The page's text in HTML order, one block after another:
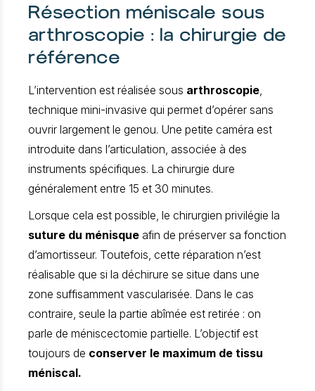
Résection méniscale sous
arthroscopie : la chirurgie de
référence
L’intervention est réalisée sous arthroscopie
technique mini-invasive qui permet d’opérer sans
ouvrir largement le genou. Une petite caméra est
introduite dans l’articulation, associée à des
instruments spécifiques. La chirurgie dure
généralement entre 15 et 30 minutes.
Lorsque cela est possible, le chirurgien privilégie la
suture du ménisque afin de préserver sa fonction
d’amortisseur. Toutefois, cette réparation n’est
réalisable que si la déchirure se situe dans une
zone suffisamment vascularisée. Dans le cas
contraire, seule la partie abîmée est retirée : on
parle de méniscectomie partielle. L’objectif est
toujours de conserver le maximum de tissu
méniscal.